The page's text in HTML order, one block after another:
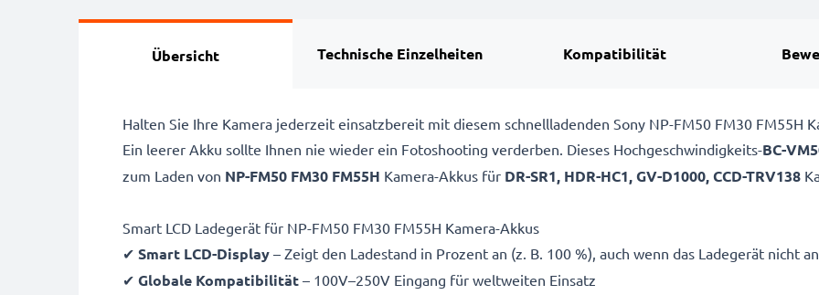
Übersicht Technische Einzelheiten Kompatibilität
Halten Sie Ihre Kamera jederzeit einsatzbereit mit diesem schnellladenden Sony NP-FM50 FM30 FM55H
Ein leerer Akku sollte Ihnen nie wieder ein Fotoshooting verderben. Dieses Hochgeschwindigkeits-BC-
zum Laden von NP-FM50 FM30 FM55H Kamera-Akkus für DR-SR1, HDR-HC1, GV-D1000, CCD-TRV138
Smart LCD Ladegerät für NP-FM50 FM30 FM55H Kamera-Akkus
✔ Smart LCD-Display – Zeigt den Ladestand in Prozent an (z. B. 100 %), auch wenn das Ladegerät nicht
✔ Globale Kompatibilität – 100V–250V Eingang für weltweiten Einsatz